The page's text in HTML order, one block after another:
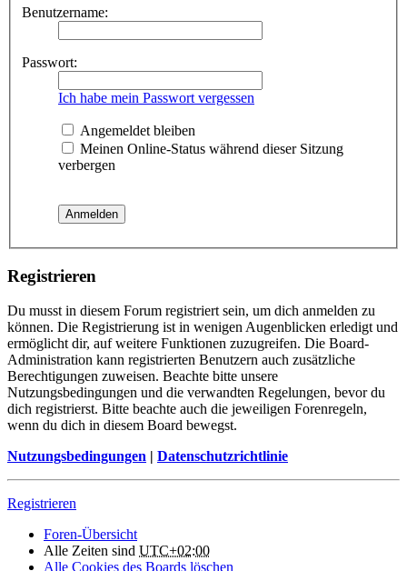
Benutzername:
Passwort:
Ich habe mein Passwort vergessen
Angemeldet bleiben
Meinen Online-Status während dieser Sitzung
verbergen
Registrieren
Du musst in diesem Forum registriert sein, um dich anmelden zu
können. Die Registrierung ist in wenigen Augenblicken erledigt und
ermöglicht dir, auf weitere Funktionen zuzugreifen. Die Board-
Administration kann registrierten Benutzern auch zusätzliche
Berechtigungen zuweisen. Beachte bitte unsere
Nutzungsbedingungen und die verwandten Regelungen, bevor du
dich registrierst. Bitte beachte auch die jeweiligen Forenregeln,
wenn du dich in diesem Board bewegst.
Nutzungsbedingungen | Datenschutzrichtlinie
Registrieren
Foren-Übersicht
Alle Zeiten sind UTC+02:00
Alle Cookies des Boards löschen